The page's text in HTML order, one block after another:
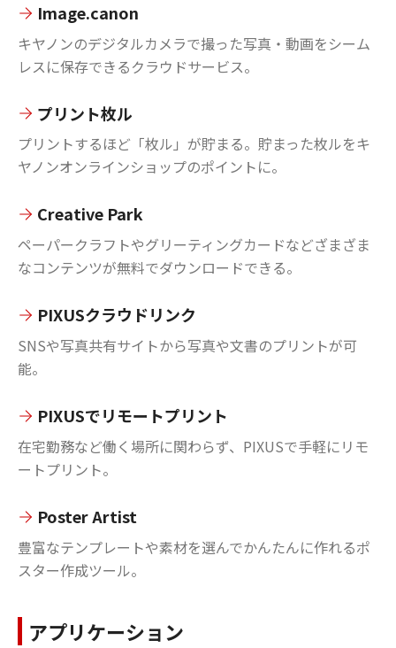
Image.canon
キヤノンのデジタルカメラで撮った写真・動画をシーム
レスに保存できるクラウドサービス。
プリント枚ル
プリントするほど「枚ル」が貯まる。貯まった枚ルをキ
ヤノンオンラインショップのポイントに。
Creative Park
ペーパークラフトやグリーティングカードなどざまざま
なコンテンツが無料でダウンロードできる。
PIXUSクラウドリンク
SNSや写真共有サイトから写真や文書のプリントが可
能。
PIXUSでリモートプリント
在宅勤務など働く場所に関わらず、PIXUSで手軽にリモ
ートプリント。
Poster Artist
豊富なテンプレートや素材を選んでかんたんに作れるポ
スター作成ツール。
アプリケーション